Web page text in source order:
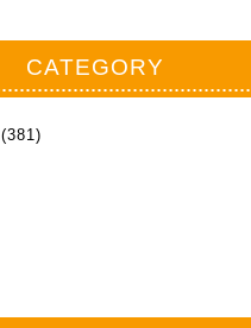
CATEGORY
(381)